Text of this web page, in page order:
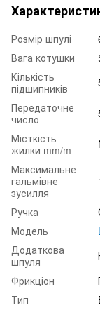
Розмір шпулі
Вага котушки
Кількість
підшипників
Передаточне
число
Місткість
жилки mm/m
Максимальне
гальмівне
зусилля
Ручка
Модель
Додаткова
шпуля
Фрикціон
Тип